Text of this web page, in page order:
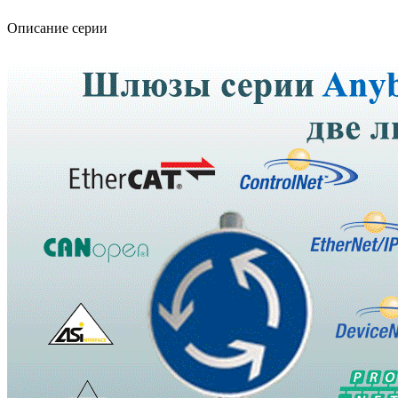
Описание серии